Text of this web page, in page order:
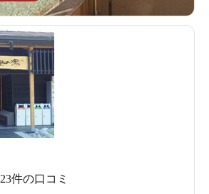
23件の口コミ